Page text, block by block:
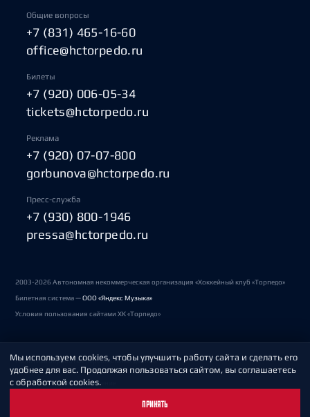
Общие вопросы
+7 (831) 465-16-60
office@hctorpedo.ru
Билеты
+7 (920) 006-05-34
tickets@hctorpedo.ru
Реклама
+7 (920) 07-07-800
gorbunova@hctorpedo.ru
Пресс-служба
+7 (930) 800-1946
pressa@hctorpedo.ru
2003-2026 Автономная некоммерческая организация «Хоккейный клуб «Торпедо»
Билетная система —ООО «Яндекс Музыка»
Условия пользования сайтами ХК «Торпедо»
Политика обработки персональных данных
Пользовательское соглашение
Мы используем cookies, чтобы улучшить работу сайта и сделать его
удобнее для вас. Продолжая пользоваться сайтом, вы соглашаетесь
с обработкой cookies.
ПРИНЯТЬ